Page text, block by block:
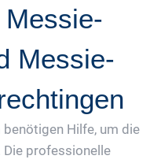
Messie-
Hilfe, um die
Die professionelle